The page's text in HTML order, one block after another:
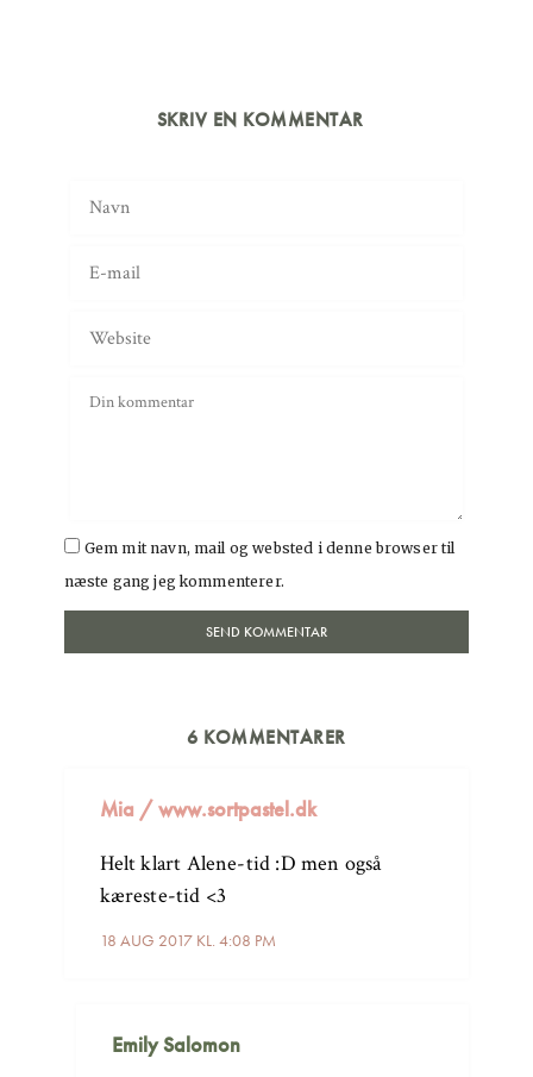
SKRIV EN KOMMENTAR
Gem mit navn, mail og websted i denne browser til
næste gang jeg kommenterer.
6 KOMMENTARER
Mia / www.sortpastel.dk
18 AUG 2017 KL. 4:08 PM
Helt klart Alene-tid :D men også
kæreste-tid <3
Emily Salomon